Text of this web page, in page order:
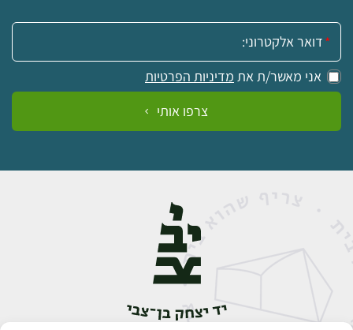
אימייל:
אני מאשר/ת את מדיניות הפרטיות
צרפו אותי